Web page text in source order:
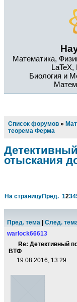
Математика,
Биология и
Список форумов »
теорема Ферма
отыскания
На страницуПред. 1234
Пред. тема
След.
warlock66613
Re: Детективный
ВТФ
19.08.2016, 13:29